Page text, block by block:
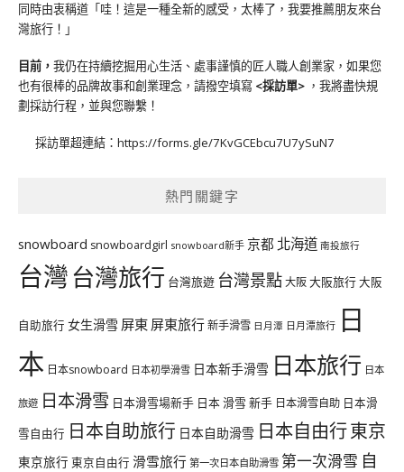
同時由衷稱道「哇！這是一種全新的感受，太棒了，我要推薦朋友來台
灣旅行！」
目前， 我仍在持續挖掘用心生活、處事謹慎的匠人職人創業家，如果您
也有很棒的品牌故事和創業理念，請撥空填寫 <採訪單> ，我將盡快規
劃採訪行程，並與您聯繫！
採訪單超連結： https://forms.gle/7KvGCEbcu7U7ySuN7
熱門關鍵字
snowboard snowboardgirl snowboard新手 京都 北海道 南投旅行
台灣台灣旅行 台灣旅遊 台灣景點大阪大阪旅行大阪
自助旅行 女生滑雪 屏東 屏東旅行新手滑雪 日月潭 日月潭旅行 日
本 日本snowboard 日本初學滑雪 日本新手滑雪 日本旅行 日本
旅遊 日本滑雪 日本滑雪場新手 日本 滑雪 新手 日本滑雪自助 日本滑
雪自由行 日本自助旅行 日本自助滑雪 日本自由行東京
東京旅行 東京自由行 滑雪旅行 第一次日本自助滑雪 第一次滑雪 自